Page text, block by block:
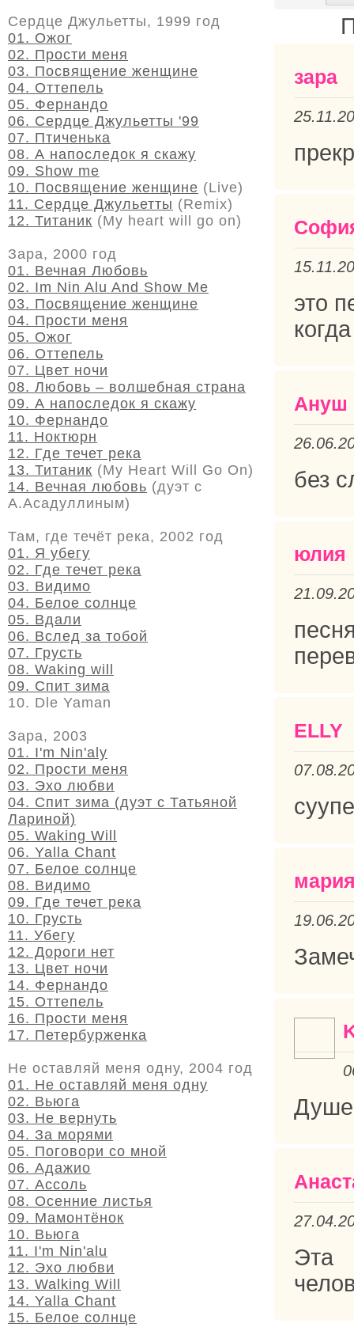
зара
это
Ануш
без
юлия
ELLY
Эта
Сердце Джульетты, 1999 год
01. Ожог
02. Прости меня
03. Посвящение женщине
04. Оттепель
05. Фернандо
06. Сердце Джульетты '99
07. Птиченька
08. А напоследок я скажу
09. Show me
10. Посвящение женщине (Live)
11. Сердце Джульетты (Remix)
12. Титаник (My heart will go on)
Зара, 2000 год
01. Вечная Любовь
02. Im Nin Alu And Show Me
03. Посвящение женщине
04. Прости меня
05. Ожог
06. Оттепель
07. Цвет ночи
08. Любовь – волшебная страна
09. А напоследок я скажу
10. Фернандо
11. Ноктюрн
12. Где течет река
13. Титаник (My Heart Will Go On)
14. Вечная любовь (дуэт с
А.Асадуллиным)
Там, где течёт река, 2002 год
01. Я убегу
02. Где течет река
03. Видимо
04. Белое солнце
05. Вдали
06. Вслед за тобой
07. Грусть
08. Waking will
09. Спит зима
10. Dle Yaman
Зара, 2003
01. I'm Nin'aly
02. Прости меня
03. Эхо любви
04. Спит зима (дуэт с Татьяной
Лариной)
05. Waking Will
06. Yalla Chant
07. Белое солнце
08. Видимо
09. Где течет река
10. Грусть
11. Убегу
12. Дороги нет
13. Цвет ночи
14. Фернандо
15. Оттепель
16. Прости меня
17. Петербурженка
Не оставляй меня одну, 2004 год
01. Не оставляй меня одну
02. Вьюга
03. Не вернуть
04. За морями
05. Поговори со мной
06. Адажио
07. Ассоль
08. Осенние листья
09. Мамонтёнок
10. Вьюга
11. I'm Nin'alu
12. Эхо любви
13. Walking Will
14. Yalla Chant
15. Белое солнце